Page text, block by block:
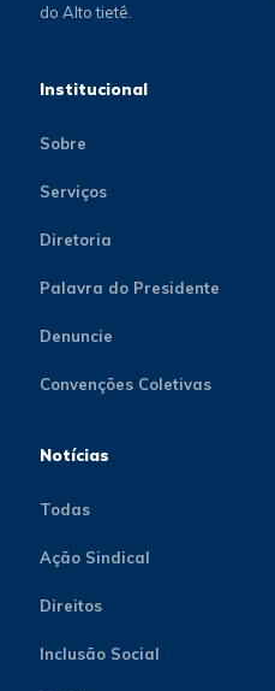
do Alto tietê.
Institucional
Sobre
Serviços
Diretoria
Palavra do Presidente
Denuncie
Convenções Coletivas
Notícias
Todas
Ação Sindical
Direitos
Inclusão Social